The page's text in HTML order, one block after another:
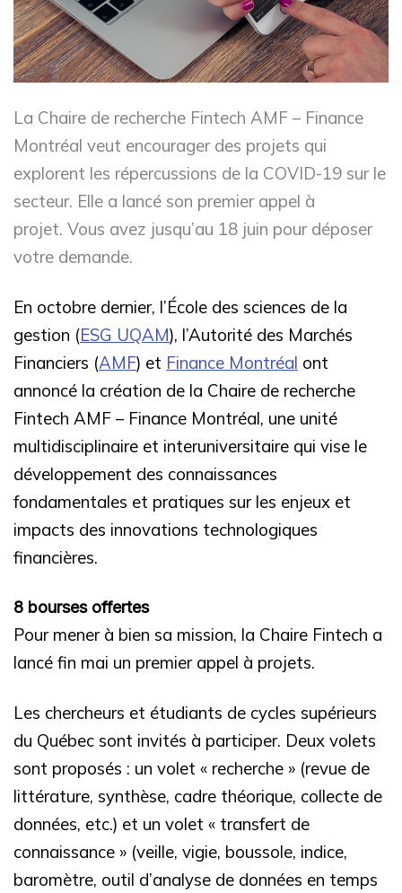
La Chaire de recherche Fintech AMF – Finance
Montréal veut encourager des projets qui
explorent les répercussions de la COVID-19 sur le
secteur. Elle a lancé son premier appel à
projet. Vous avez jusqu’au 18 juin pour déposer
votre demande.
En octobre dernier, l’École des sciences de la
gestion (ESG UQAM), l’Autorité des Marchés
Financiers (AMF) et Finance Montréal ont
annoncé la création de la Chaire de recherche
Fintech AMF – Finance Montréal, une unité
multidisciplinaire et interuniversitaire qui vise le
développement des connaissances
fondamentales et pratiques sur les enjeux et
impacts des innovations technologiques
financières.
8 bourses offertes
Pour mener à bien sa mission, la Chaire Fintech a
lancé fin mai un premier appel à projets.
Les chercheurs et étudiants de cycles supérieurs
du Québec sont invités à participer. Deux volets
sont proposés : un volet « recherche » (revue de
littérature, synthèse, cadre théorique, collecte de
données, etc.) et un volet « transfert de
connaissance » (veille, vigie, boussole, indice,
baromètre, outil d’analyse de données en temps